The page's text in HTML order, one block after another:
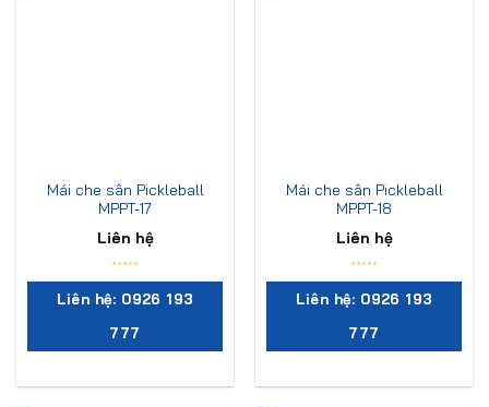
Mái che sân Pickleball
MPPT-17
Liên hệ
Liên hệ: 0926 193
777
Mái che sân Pickleball
MPPT-18
Liên hệ
Liên hệ: 0926 193
777